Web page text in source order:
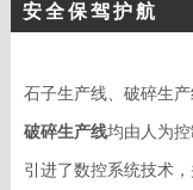
安全保驾护航
石子生产线、破碎生
破碎生产线均由人为
引进了数控系统技术